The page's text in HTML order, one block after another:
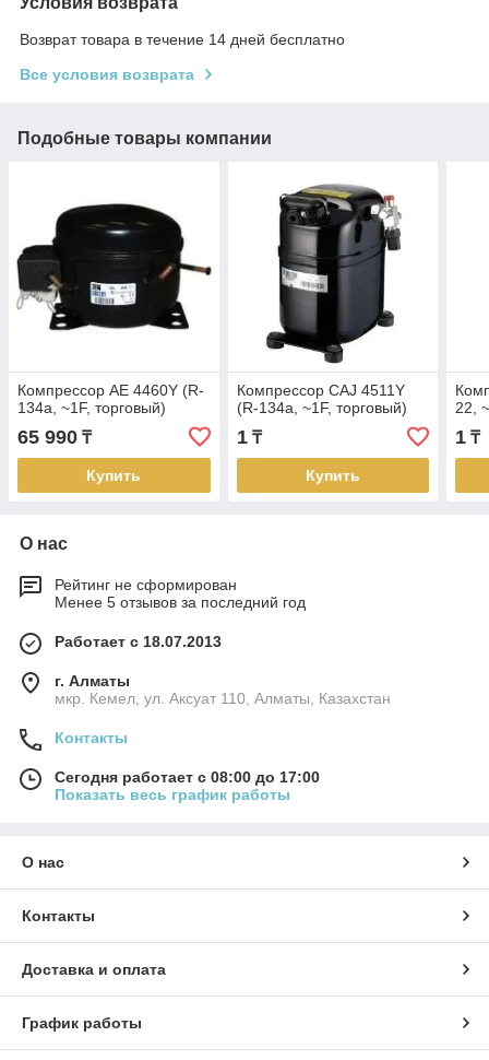
Возврат товара в течение 14 дней бесплатно
Все условия возврата
Подобные товары компании
Компрессор AE 4460Y (R-
134a, ~1F, торговый)
65 990 ₸
Купить
Компрессор СAJ 4511Y
(R-134a, ~1F, торговый)
1₸
Купить
22,
1 ₸
О нас
Рейтинг не сформирован
Менее 5 отзывов за последний год
Работает с 18.07.2013
г. Алматы
мкр. Кемел, ул. Аксуат 110, Алматы, Казахстан
Контакты
Сегодня работает с 08:00 до 17:00
Показать весь график работы
О нас
Контакты
Доставка и оплата
График работы